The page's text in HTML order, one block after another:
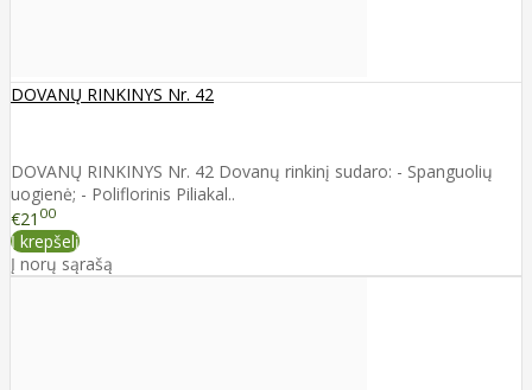
DOVANŲ RINKINYS Nr. 42
DOVANŲ RINKINYS Nr. 42 Dovanų rinkinį sudaro: - Spanguolių
uogienė; - Poliflorinis Piliakal..
€21 00
Į krepšelį
Į norų sąrašą